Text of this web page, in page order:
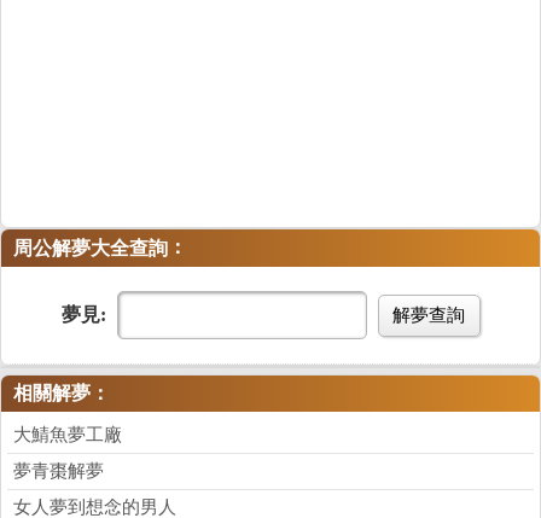
周公解夢大全查詢 ：
夢見: 解夢查詢
相關解夢：
大鯖魚夢工廠
夢青棗解夢
女人夢到想念的男人